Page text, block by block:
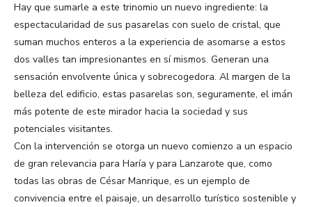
Hay que sumarle a este trinomio un nuevo ingrediente: la
espectacularidad de sus pasarelas con suelo de cristal, que
suman muchos enteros a la experiencia de asomarse a estos
dos valles tan impresionantes en sí mismos. Generan una
sensación envolvente única y sobrecogedora. Al margen de la
belleza del edificio, estas pasarelas son, seguramente, el imán
más potente de este mirador hacia la sociedad y sus
potenciales visitantes.
Con la intervención se otorga un nuevo comienzo a un espacio
de gran relevancia para Haría y para Lanzarote que, como
todas las obras de César Manrique, es un ejemplo de
convivencia entre el paisaje, un desarrollo turístico sostenible y